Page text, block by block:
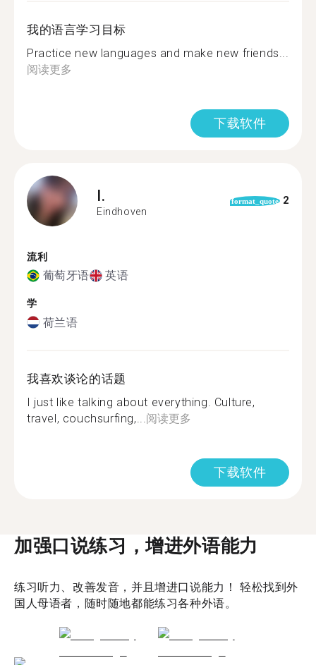
我的语言学习目标
Practice new languages and make new friends...
阅读更多
下载软件
I.
Eindhoven
format_quote 2
流利
葡萄牙语 英语
学
荷兰语
我喜欢谈论的话题
I just like talking about everything. Culture,
travel, couchsurfing,... 阅读更多
下载软件
加强口说练习，增进外语能力
练习听力、改善发音，并且增进口说能力！ 轻松找到外
国人母语者，随时随地都能练习各种外语。